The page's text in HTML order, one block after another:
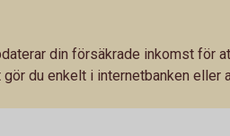
din försäkrade inkomst för
du enkelt i internetbanken eller